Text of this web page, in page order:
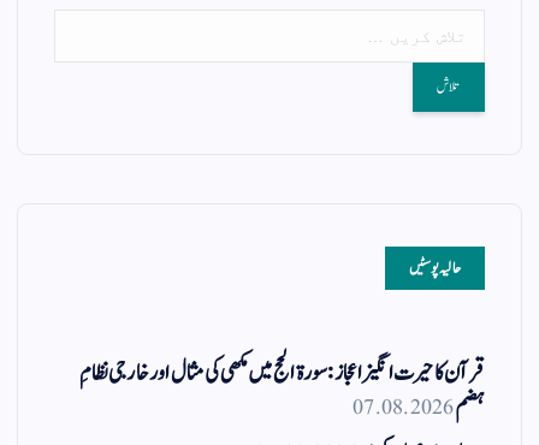
حالیہ پوسٹیں
قرآن کا حیرت انگیز اعجاز: سورۃ الحج میں مکھی کی مثال اور خارجی نظامِ
ہضم07.08.2026